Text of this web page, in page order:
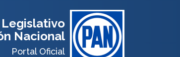
Legislativo
Nacional
Portal Oficial